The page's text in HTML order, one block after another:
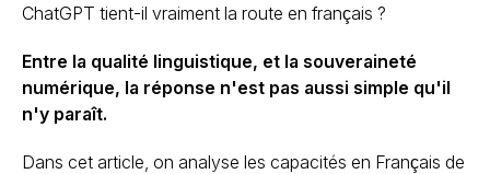
ChatGPT tient-il vraiment la route en français ?
Entre la qualité linguistique, et la souveraineté
numérique, la réponse n'est pas aussi simple qu'il
n'y paraît.
Dans cet article, on analyse les capacités en Français de